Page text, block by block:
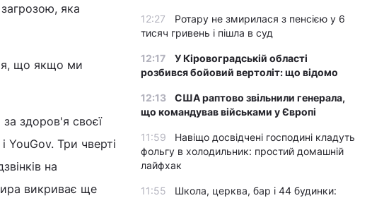
яка
що якщо ми
здоров'я своєї
YouGov. Три чверті
на
викриває ще
12:27
Ротару не змирилася з пенсією у 6
тисяч гривень і пішла в суд
12:17
У Кіровоградській області
розбився бойовий вертоліт: що відомо
12:13
США раптово звільнили генерала,
що командував військами у Європі
11:59
Навіщо досвідчені господині кладуть
фольгу в холодильник: простий домашній
лайфхак
11:55
Школа, церква, бар і 44 будинки: